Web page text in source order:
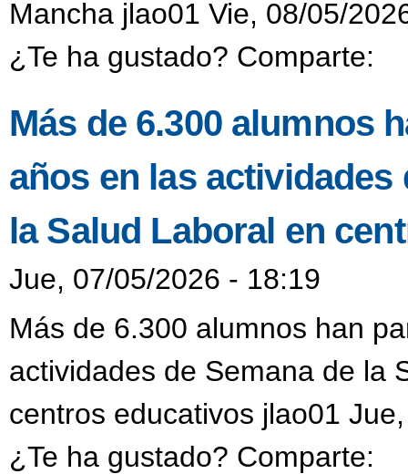
Mancha jlao01 Vie, 08/05/
¿Te ha gustado? Comparte:
Más de 6.300 alumnos
años en las actividades
la Salud Laboral en
Jue, 07/05/2026 - 18:19
Más de 6.300 alumnos han
actividades de Semana de la
centros educativos jlao01
¿Te ha gustado? Comparte: